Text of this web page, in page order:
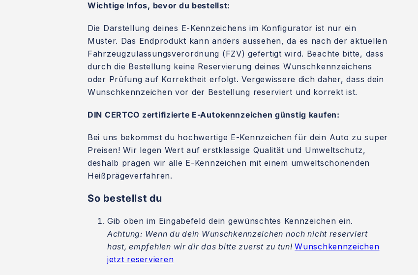
Wichtige Infos, bevor du bestellst:
Die Darstellung deines E-Kennzeichens im Konfigurator ist nur ein
Muster. Das Endprodukt kann anders aussehen, da es nach der aktuellen
Fahrzeugzulassungsverordnung (FZV) gefertigt wird. Beachte bitte, dass
durch die Bestellung keine Reservierung deines Wunschkennzeichens
oder Prüfung auf Korrektheit erfolgt. Vergewissere dich daher, dass dein
Wunschkennzeichen vor der Bestellung reserviert und korrekt ist.
DIN CERTCO zertifizierte E-Autokennzeichen günstig kaufen:
Bei uns bekommst du hochwertige E-Kennzeichen für dein Auto zu super
Preisen! Wir legen Wert auf erstklassige Qualität und Umweltschutz,
deshalb prägen wir alle E-Kennzeichen mit einem umweltschonenden
Heißprägeverfahren.
So bestellst du
Gib oben im Eingabefeld dein gewünschtes Kennzeichen ein.
Achtung: Wenn du dein Wunschkennzeichen noch nicht reserviert
hast, empfehlen wir dir das bitte zuerst zu tun!Wunschkennzeichen
jetzt reservieren